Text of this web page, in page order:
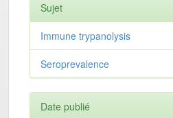
Sujet
Immune trypanolysis
Seroprevalence
Date publié